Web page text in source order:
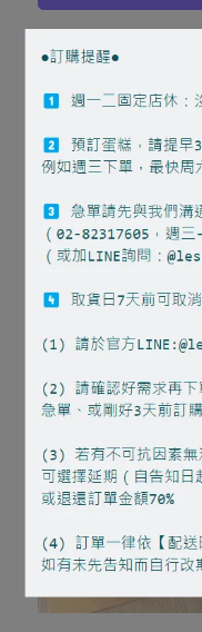
【季節限定～7/31】
金色祝福
NT$1,000